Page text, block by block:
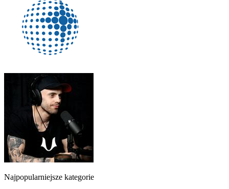
Najpopularniejsze kategorie